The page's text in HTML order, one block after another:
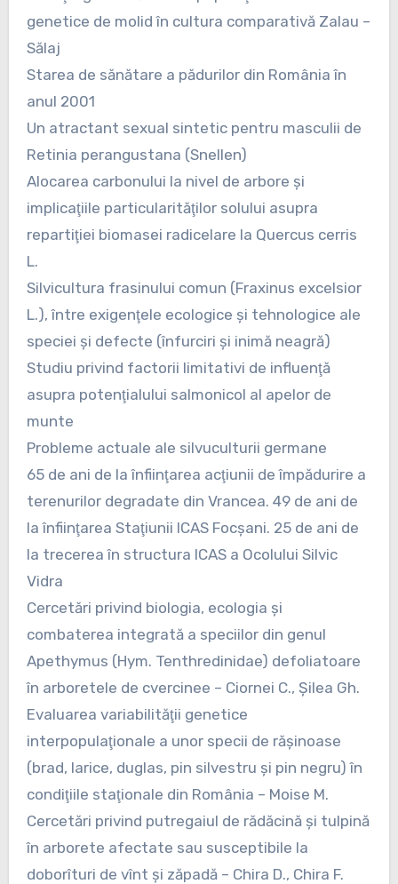
genetice de molid în cultura comparativă Zalau –
Sălaj
Starea de sănătare a pădurilor din România în
anul 2001
Un atractant sexual sintetic pentru masculii de
Retinia perangustana (Snellen)
Alocarea carbonului la nivel de arbore şi
implicaţiile particularităţilor solului asupra
repartiţiei biomasei radicelare la Quercus cerris
L.
Silvicultura frasinului comun (Fraxinus excelsior
L.), între exigenţele ecologice şi tehnologice ale
speciei şi defecte (înfurciri şi inimă neagră)
Studiu privind factorii limitativi de influenţă
asupra potenţialului salmonicol al apelor de
munte
Probleme actuale ale silvuculturii germane
65 de ani de la înfiinţarea acţiunii de împădurire a
terenurilor degradate din Vrancea. 49 de ani de
la înfiinţarea Staţiunii ICAS Focşani. 25 de ani de
la trecerea în structura ICAS a Ocolului Silvic
Vidra
Cercetări privind biologia, ecologia şi
combaterea integrată a speciilor din genul
Apethymus (Hym. Tenthredinidae) defoliatoare
în arboretele de cvercinee – Ciornei C., Şilea Gh.
Evaluarea variabilităţii genetice
interpopulaţionale a unor specii de răşinoase
(brad, larice, duglas, pin silvestru şi pin negru) în
condiţiile staţionale din România – Moise M.
Cercetări privind putregaiul de rădăcină şi tulpină
în arborete afectate sau susceptibile la
doborîturi de vînt şi zăpadă – Chira D., Chira F.